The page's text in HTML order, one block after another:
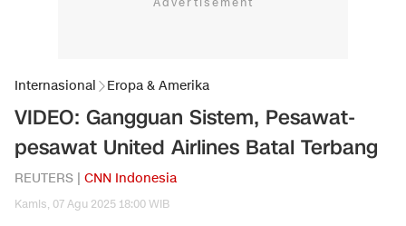
Internasional Eropa & Amerika
VIDEO: Gangguan Sistem, Pesawat-
pesawat United Airlines Batal Terbang
REUTERS | CNN Indonesia
Kamis, 07 Agu 2025 18:00 WIB